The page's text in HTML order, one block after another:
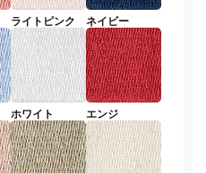
ライトピンク ネイビー
ホワイト エンジ